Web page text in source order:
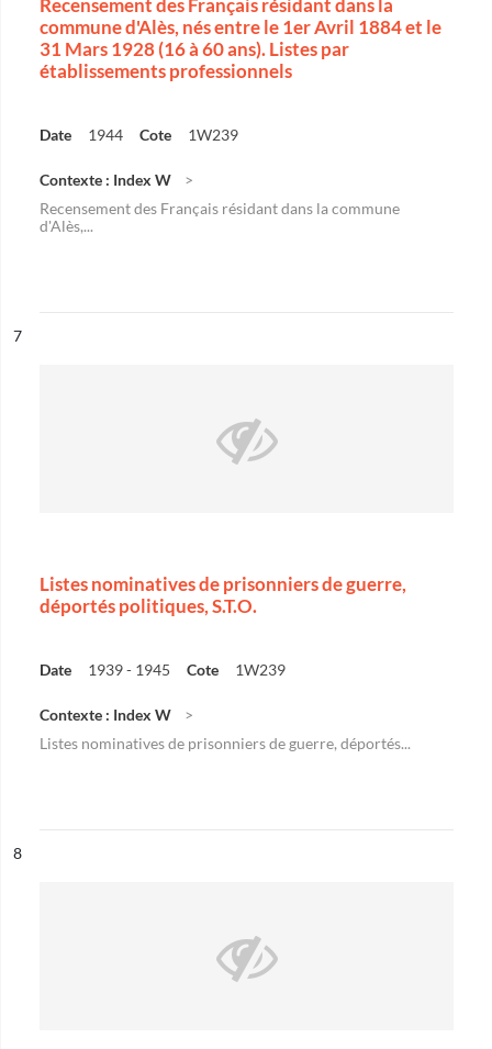
Recensement des Français résidant dans la
commune d'Alès, nés entre le 1er Avril 1884 et le
31 Mars 1928 (16 à 60 ans). Listes par
établissements professionnels
Date 1944 Cote 1W239
Contexte : Index W
Recensement des Français résidant dans la commune
d'Alès,...
n°
7
Listes nominatives de prisonniers de guerre,
déportés politiques, S.T.O.
Date 1939 - 1945 Cote 1W239
Contexte : Index W
Listes nominatives de prisonniers de guerre, déportés...
n°
8